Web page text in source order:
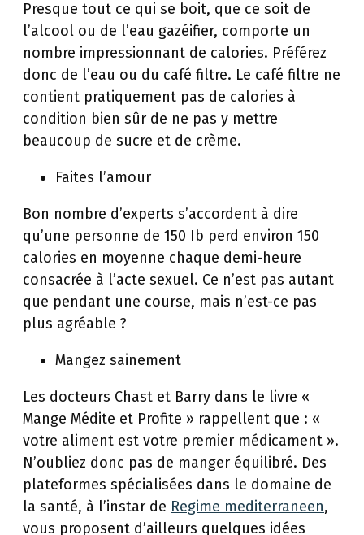
Presque tout ce qui se boit, que ce soit de
l’alcool ou de l’eau gazéifier, comporte un
nombre impressionnant de calories. Préférez
donc de l’eau ou du café filtre. Le café filtre ne
contient pratiquement pas de calories à
condition bien sûr de ne pas y mettre
beaucoup de sucre et de crème.
Faites l’amour
Bon nombre d’experts s’accordent à dire
qu’une personne de 150 Ib perd environ 150
calories en moyenne chaque demi-heure
consacrée à l’acte sexuel. Ce n’est pas autant
que pendant une course, mais n’est-ce pas
plus agréable ?
Mangez sainement
Les docteurs Chast et Barry dans le livre «
Mange Médite et Profite » rappellent que : «
votre aliment est votre premier médicament ».
N’oubliez donc pas de manger équilibré. Des
plateformes spécialisées dans le domaine de
la santé, à l’instar de Regime mediterraneen,
vous proposent d’ailleurs quelques idées